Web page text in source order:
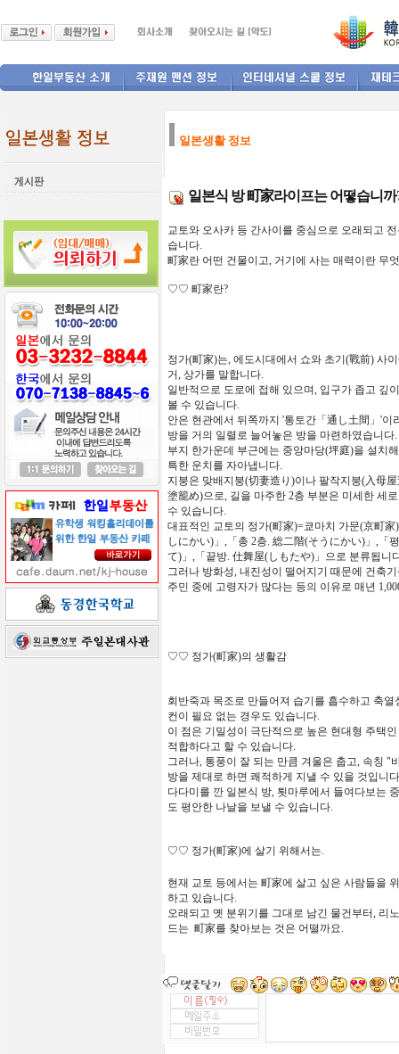
일본생활 정보
일본식 방 町家라이프는 어떻습니까
교토와 오사카 등 간사이를 중심으로 오래되고
습니다.
町家란 어떤 건물이고, 거기에 사는 매력이란 무
♡♡ 町家란?
정가(町家)는, 에도시대에서 쇼와 초기 (戰前) 사
거, 상가를 말합니다.
일반적으로 도로에 접해 있으며, 입구가 좁고 깊
볼 수 있습니다.
안은 현관에서 뒤쪽까지 '통토간「通し土間」 '이
방을 거의 일렬로 늘어놓은 방을 마련하였습니다.
부지 한가운데 부근에는 중앙마당(坪庭)을 설치해
특한 운치를 자아냅니다.
지붕은 맞배지붕(切妻造り)이나 팔작지붕(入母
塗籠め)으로, 길을 마주한 2층 부분은 미세한 세
수 있습니다.
대표적인 교토의 정가(町家)=쿄마치 가문(京町家
しにかい) 」 , 「 총 2층. 総二階(そうにかい) 」 , 「
て) 」 , 「 끝방. 仕舞屋(しもたや) 」 으로 분류됩니
그러나 방화성, 내진성이 떨어지기 때문에 건축
주민 중에 고령자가 많다는 등의 이유로 매년
♡♡ 정가(町家)의 생활감
회반죽과 목조로 만들어져 습기를 흡수하고 축열
컨이
필요 없는 경우도 있습니다.
이
점은 기밀성이 극단적으로 높은 현대형 주택인
적합하다고 할 수 있습니다.
그러나, 통풍이 잘 되는 만큼 겨울은 춥고, 속칭 "
방을 제대로 하면 쾌적하게 지낼 수 있을 것입니다
다다미를 깐 일본식 방, 툇마루에서 들여다보는
도 평안한 나날을 보낼 수 있습니다.
♡♡ 정가(町家)에 살기 위해서는.
현재 교토 등에서는 町家에 살고 싶은 사람들을
하고 있습니다.
오래되고 옛 분위기를 그대로 남긴 물건부터, 리
드는 町家를 찾아보는 것은 어떨까요.